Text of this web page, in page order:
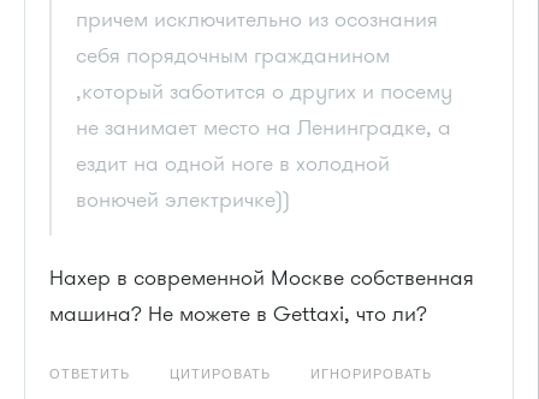
причем исключительно из осознания
себя порядочным гражданином
,который заботится о других и посему
не занимает место на Ленинградке, а
ездит на одной ноге в холодной
вонючей электричке))
Нахер в современной Москве собственная
машина? Не можете в Gettaxi, что ли?
ОТВЕТИТЬ ЦИТИРОВАТЬ ИГНОРИРОВАТЬ